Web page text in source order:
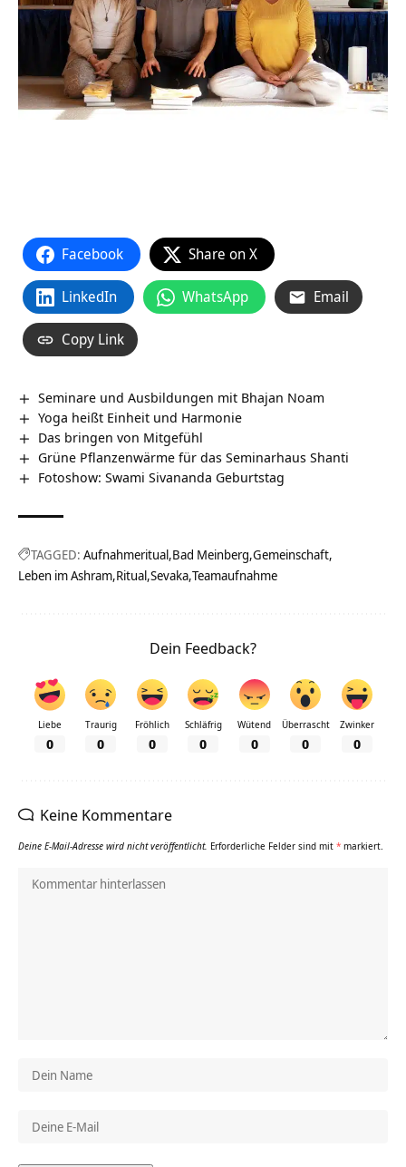
Facebook Share on X
LinkedIn WhatsApp Email
Copy Link
Seminare und Ausbildungen mit Bhajan Noam
Yoga heißt Einheit und Harmonie
Das bringen von Mitgefühl
Grüne Pflanzenwärme für das Seminarhaus Shanti
Fotoshow: Swami Sivananda Geburtstag
TAGGED: Aufnahmeritual Bad Meinberg Gemeinschaft
Leben im Ashram Ritual Sevaka Teamaufnahme
Dein Feedback?
Liebe
0
Traurig
0
Fröhlich
0
Schläfrig
0
Wütend
0
Überrascht
0
Zwinker
0
Keine Kommentare
Deine E-Mail-Adresse wird nicht veröffentlicht. Erforderliche Felder sind mit * markiert.